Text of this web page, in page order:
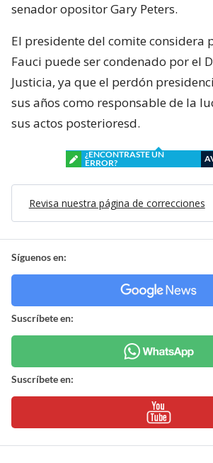
senador opositor Gary Peters.
El presidente del comite considera
Fauci puede ser condenado por el
Justicia, ya que el perdón
sus años como responsable de la
sus actos posterioresd.
¿ENCONTRASTE UN
ERROR?
Revisa nuestra página de correcciones
Síguenos en:
Suscríbete en:
Suscríbete en: